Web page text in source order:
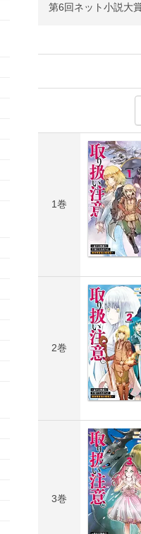
第6回ネット小説大
1巻
2巻
3巻